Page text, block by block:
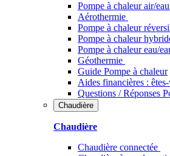
Pompe à chaleur air/eau
Aérothermie
Pompe à chaleur
Pompe à chaleur
Pompe à chaleur​ eau/
Géothermie
Guide Pompe à chaleur
Aides financières :
Questions / Réponses
Chaudière
Chaudière
Chaudière connectée